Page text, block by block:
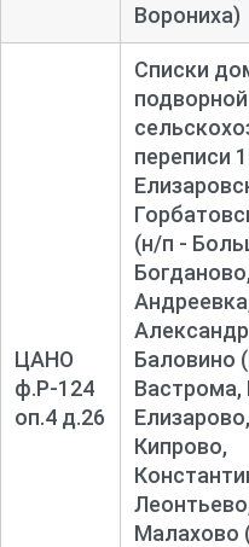
Ворониха)
ЦАНО
ф.Р-124
оп.4 д.26
Списки
подворной
переписи
(н/п -
Баловино
Вастрома,
Кипрово,
Малахово